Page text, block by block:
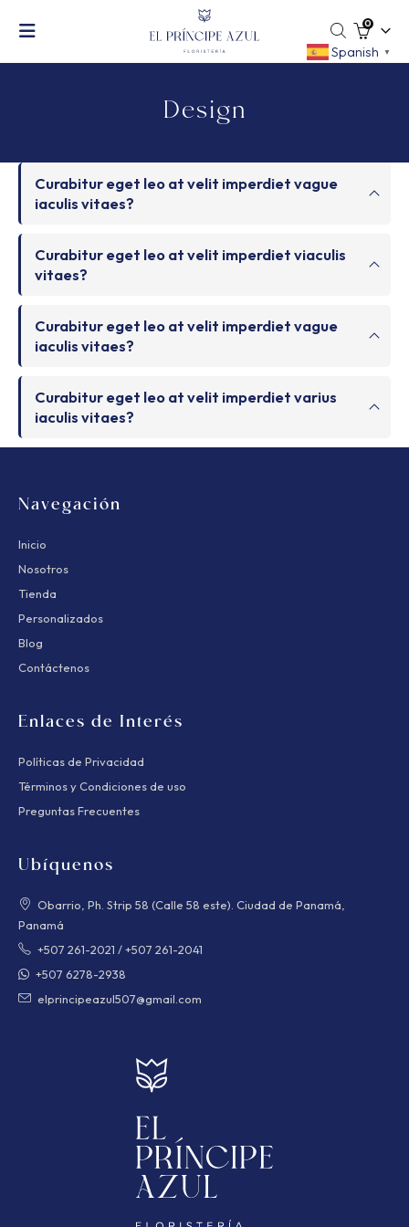
0
Design
Curabitur eget leo at velit imperdiet vague
iaculis vitaes?
Curabitur eget leo at velit imperdiet viaculis
vitaes?
Curabitur eget leo at velit imperdiet vague
iaculis vitaes?
Curabitur eget leo at velit imperdiet varius
iaculis vitaes?
Navegación
Inicio
Nosotros
Tienda
Personalizados
Blog
Contáctenos
Enlaces de Interés
Políticas de Privacidad
Términos y Condiciones de uso
Preguntas Frecuentes
Ubíquenos
Obarrio, Ph. Strip 58 (Calle 58 este). Ciudad de Panamá,
Panamá
+507 261-2021 /+507 261-2041
+507 6278-2938
elprincipeazul507@gmail.com
Spanish ▼